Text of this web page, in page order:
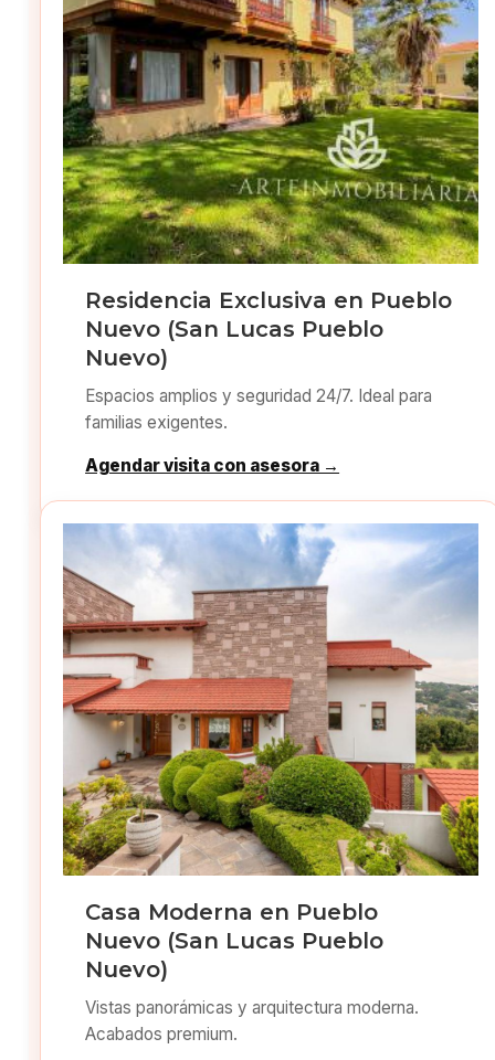
Residencia Exclusiva en Pueblo
Nuevo (San Lucas Pueblo
Nuevo)
Espacios amplios y seguridad 24/7. Ideal para
familias exigentes.
Agendar visita con asesora →
Casa Moderna en Pueblo
Nuevo (San Lucas Pueblo
Nuevo)
Vistas panorámicas y arquitectura moderna.
Acabados premium.